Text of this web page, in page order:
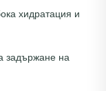
хидратация и
задържане на